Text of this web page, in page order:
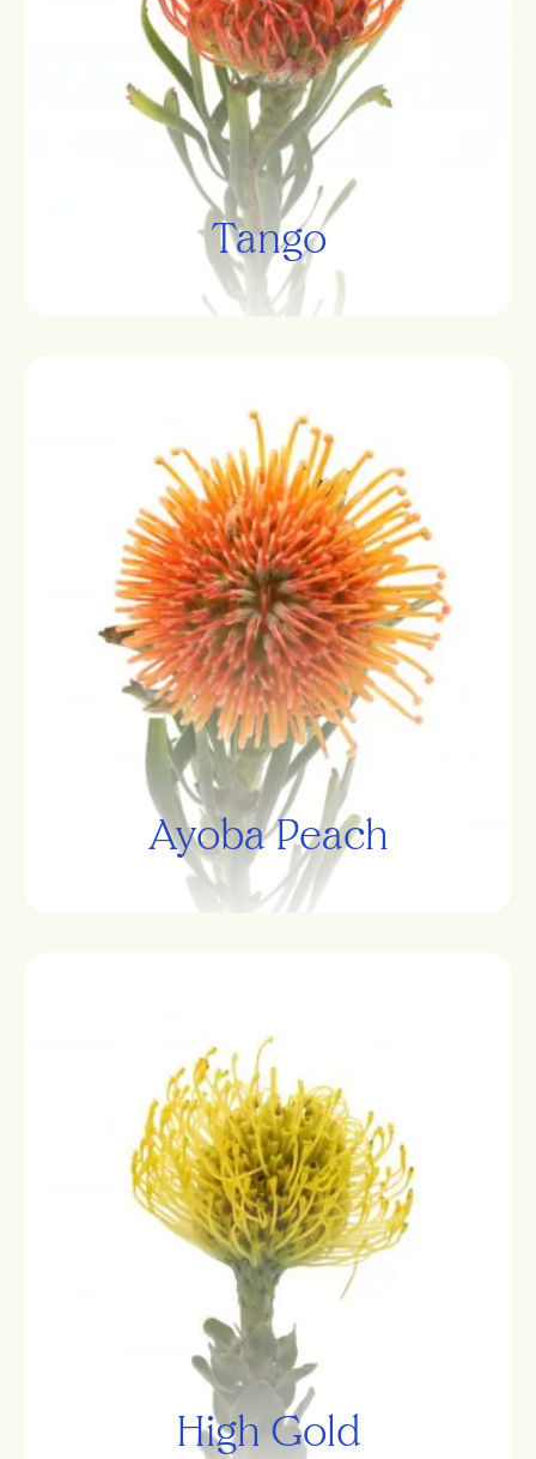
Tango
Ayoba Peach
High Gold